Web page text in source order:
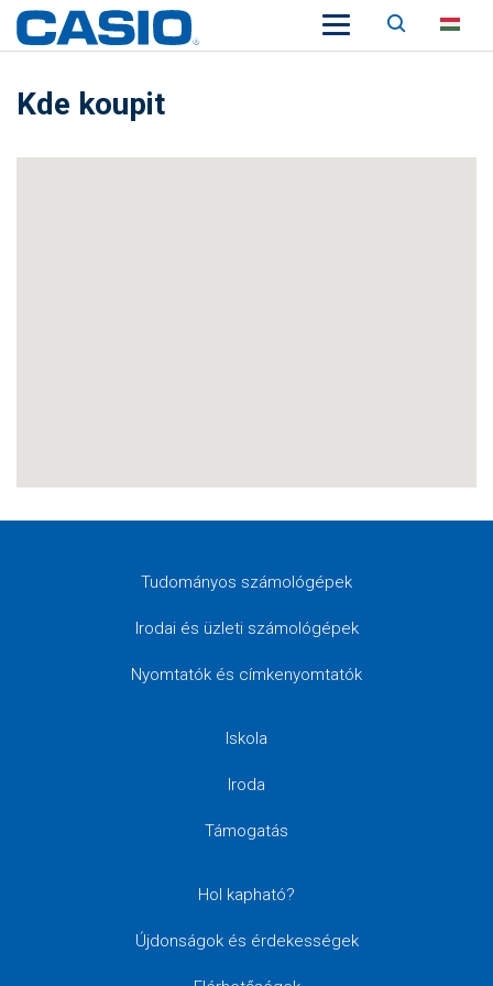
Keresés
Kde koupit
Tudományos számológépek
Irodai és üzleti számológépek
Nyomtatók és címkenyomtatók
Iskola
Iroda
Támogatás
Hol kapható?
Újdonságok és érdekességek